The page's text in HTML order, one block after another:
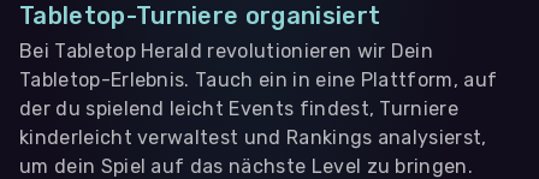
Tabletop-Turniere organisiert
Bei Tabletop Herald revolutionieren wir Dein
Tabletop-Erlebnis. Tauch ein in eine Plattform, auf
der du spielend leicht Events findest, Turniere
kinderleicht verwaltest und Rankings analysierst,
um dein Spiel auf das nächste Level zu bringen.